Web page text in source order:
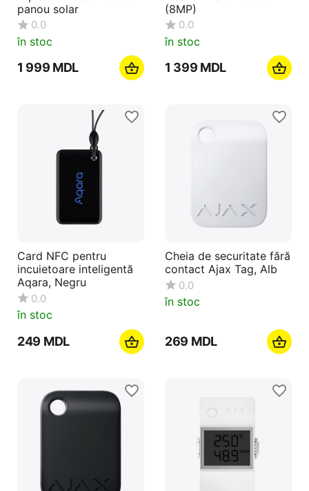
panou solar
0.0
în stoc
1 999 MDL
(8MP)
0.0
în stoc
1 399 MDL
Card NFC pentru
incuietoare inteligentă
Aqara, Negru
0.0
în stoc
‍249‍ MDL
Cheia de securitate fără
contact Ajax Tag, Alb
0.0
în stoc
‍269‍ MDL